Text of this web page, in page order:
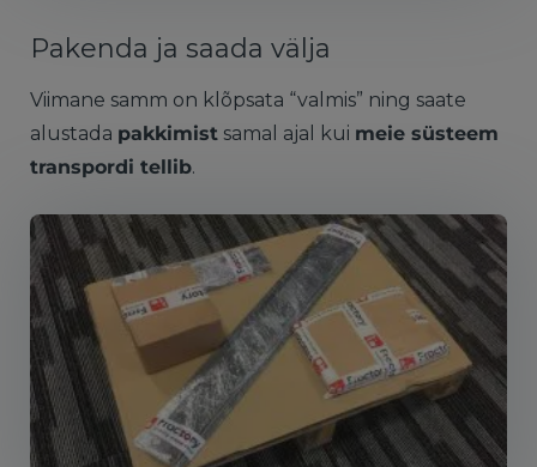
Pakenda ja saada välja
Viimane samm on klõpsata “valmis” ning saate
alustada pakkimist samal ajal kui meie süsteem
transpordi tellib.